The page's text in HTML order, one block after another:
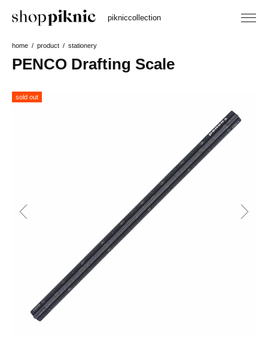
pikniccollection
home product stationery
PENCO Drafting Scale
sold out